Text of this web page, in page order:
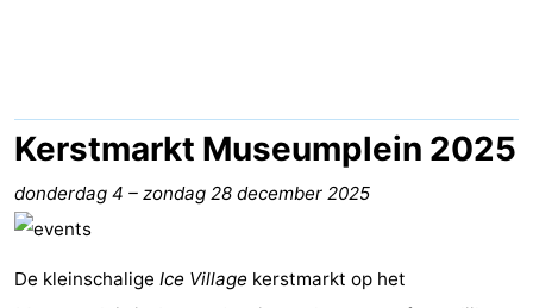
-
Het
Amsterdamse
-
Spaarnwoude
Last
Kerstmarkt Museumplein 2025
donderdag 4 – zondag 28 december 2025
De kleinschalige Ice Village kerstmarkt op het